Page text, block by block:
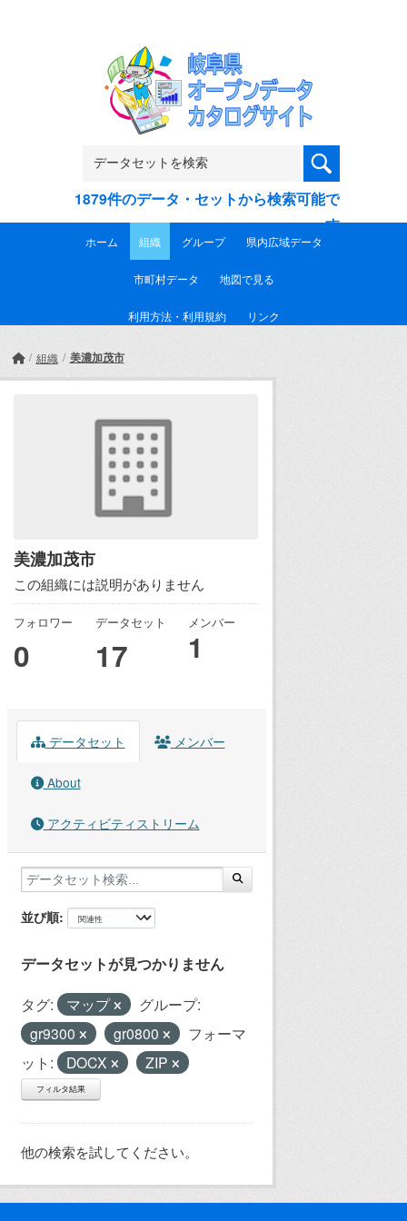
1879件のデータ・セットから検索可能で
す
ホーム 組織 グループ 県内広域データ
市町村データ 地図で見る
利用方法・利用規約 リンク
組織 美濃加茂市
美濃加茂市
この組織には説明がありません
フォロワー
0
データセット
17
メンバー
1
データセット メンバー
About
アクティビティストリーム
並び順
データセットが見つかりません
タグ: マップ
グループ:
gr9300
gr0800
フォーマ
ット:
DOCX ZIP
フィルタ結果
他の検索を試してください。